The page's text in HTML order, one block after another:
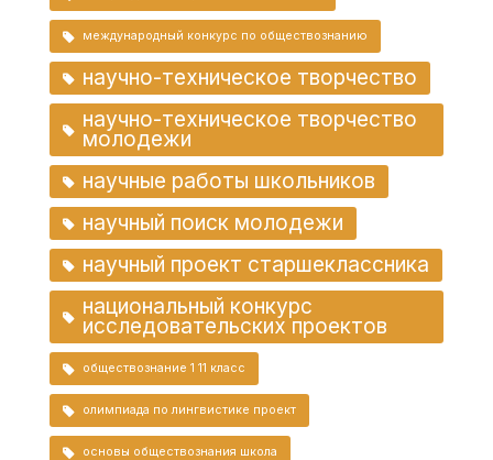
международный конкурс по обществознанию
научно-техническое творчество
научно-техническое творчество
молодежи
научные работы школьников
научный поиск молодежи
научный проект старшеклассника
национальный конкурс
исследовательских проектов
обществознание 1 11 класс
олимпиада по лингвистике проект
основы обществознания школа